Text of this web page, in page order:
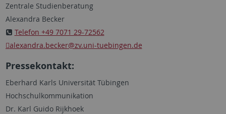
Zentrale Studienberatung
Alexandra Becker
Telefon +49 7071 29-72562
alexandra.becker@zv.uni-tuebingen.de
Pressekontakt:
Eberhard Karls Universität Tübingen
Hochschulkommunikation
Dr. Karl Guido Rijkhoek